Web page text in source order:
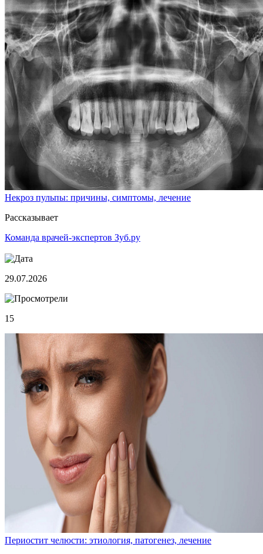
Некроз пульпы: причины, симптомы, лечение
Рассказывает
Команда врачей-экспертов Зуб.ру
29.07.2026
15
Периостит челюсти: этиология, патогенез, лечение